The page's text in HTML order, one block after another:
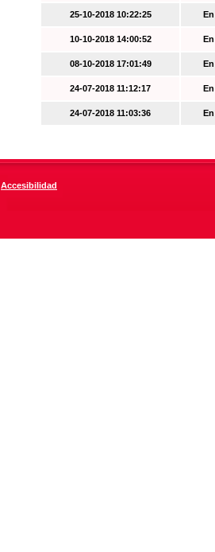
25-10-2018 10:22:25
10-10-2018 14:00:52
08-10-2018 17:01:49
24-07-2018 11:12:17
24-07-2018 11:03:36
Accesibilidad